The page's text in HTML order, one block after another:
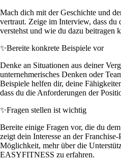
Mach dich mit der Geschichte und
vertraut. Zeige im Interview, dass du
verstehst und wie du dazu beitragen
✨Bereite konkrete Beispiele vor
Denke an Situationen aus deiner
unternehmerisches Denken oder
Beispiele helfen dir, deine
dass du die Anforderungen der
✨Fragen stellen ist wichtig
Bereite einige Fragen vor, die du
zeigt dein Interesse an der
Möglichkeit, mehr über die
EASYFITNESS zu erfahren.